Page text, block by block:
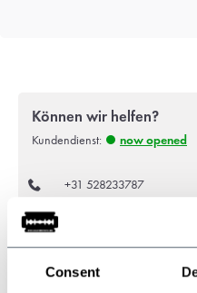
Consent
Können wir helfen?
Kundendienst: now opened
+31 528233787